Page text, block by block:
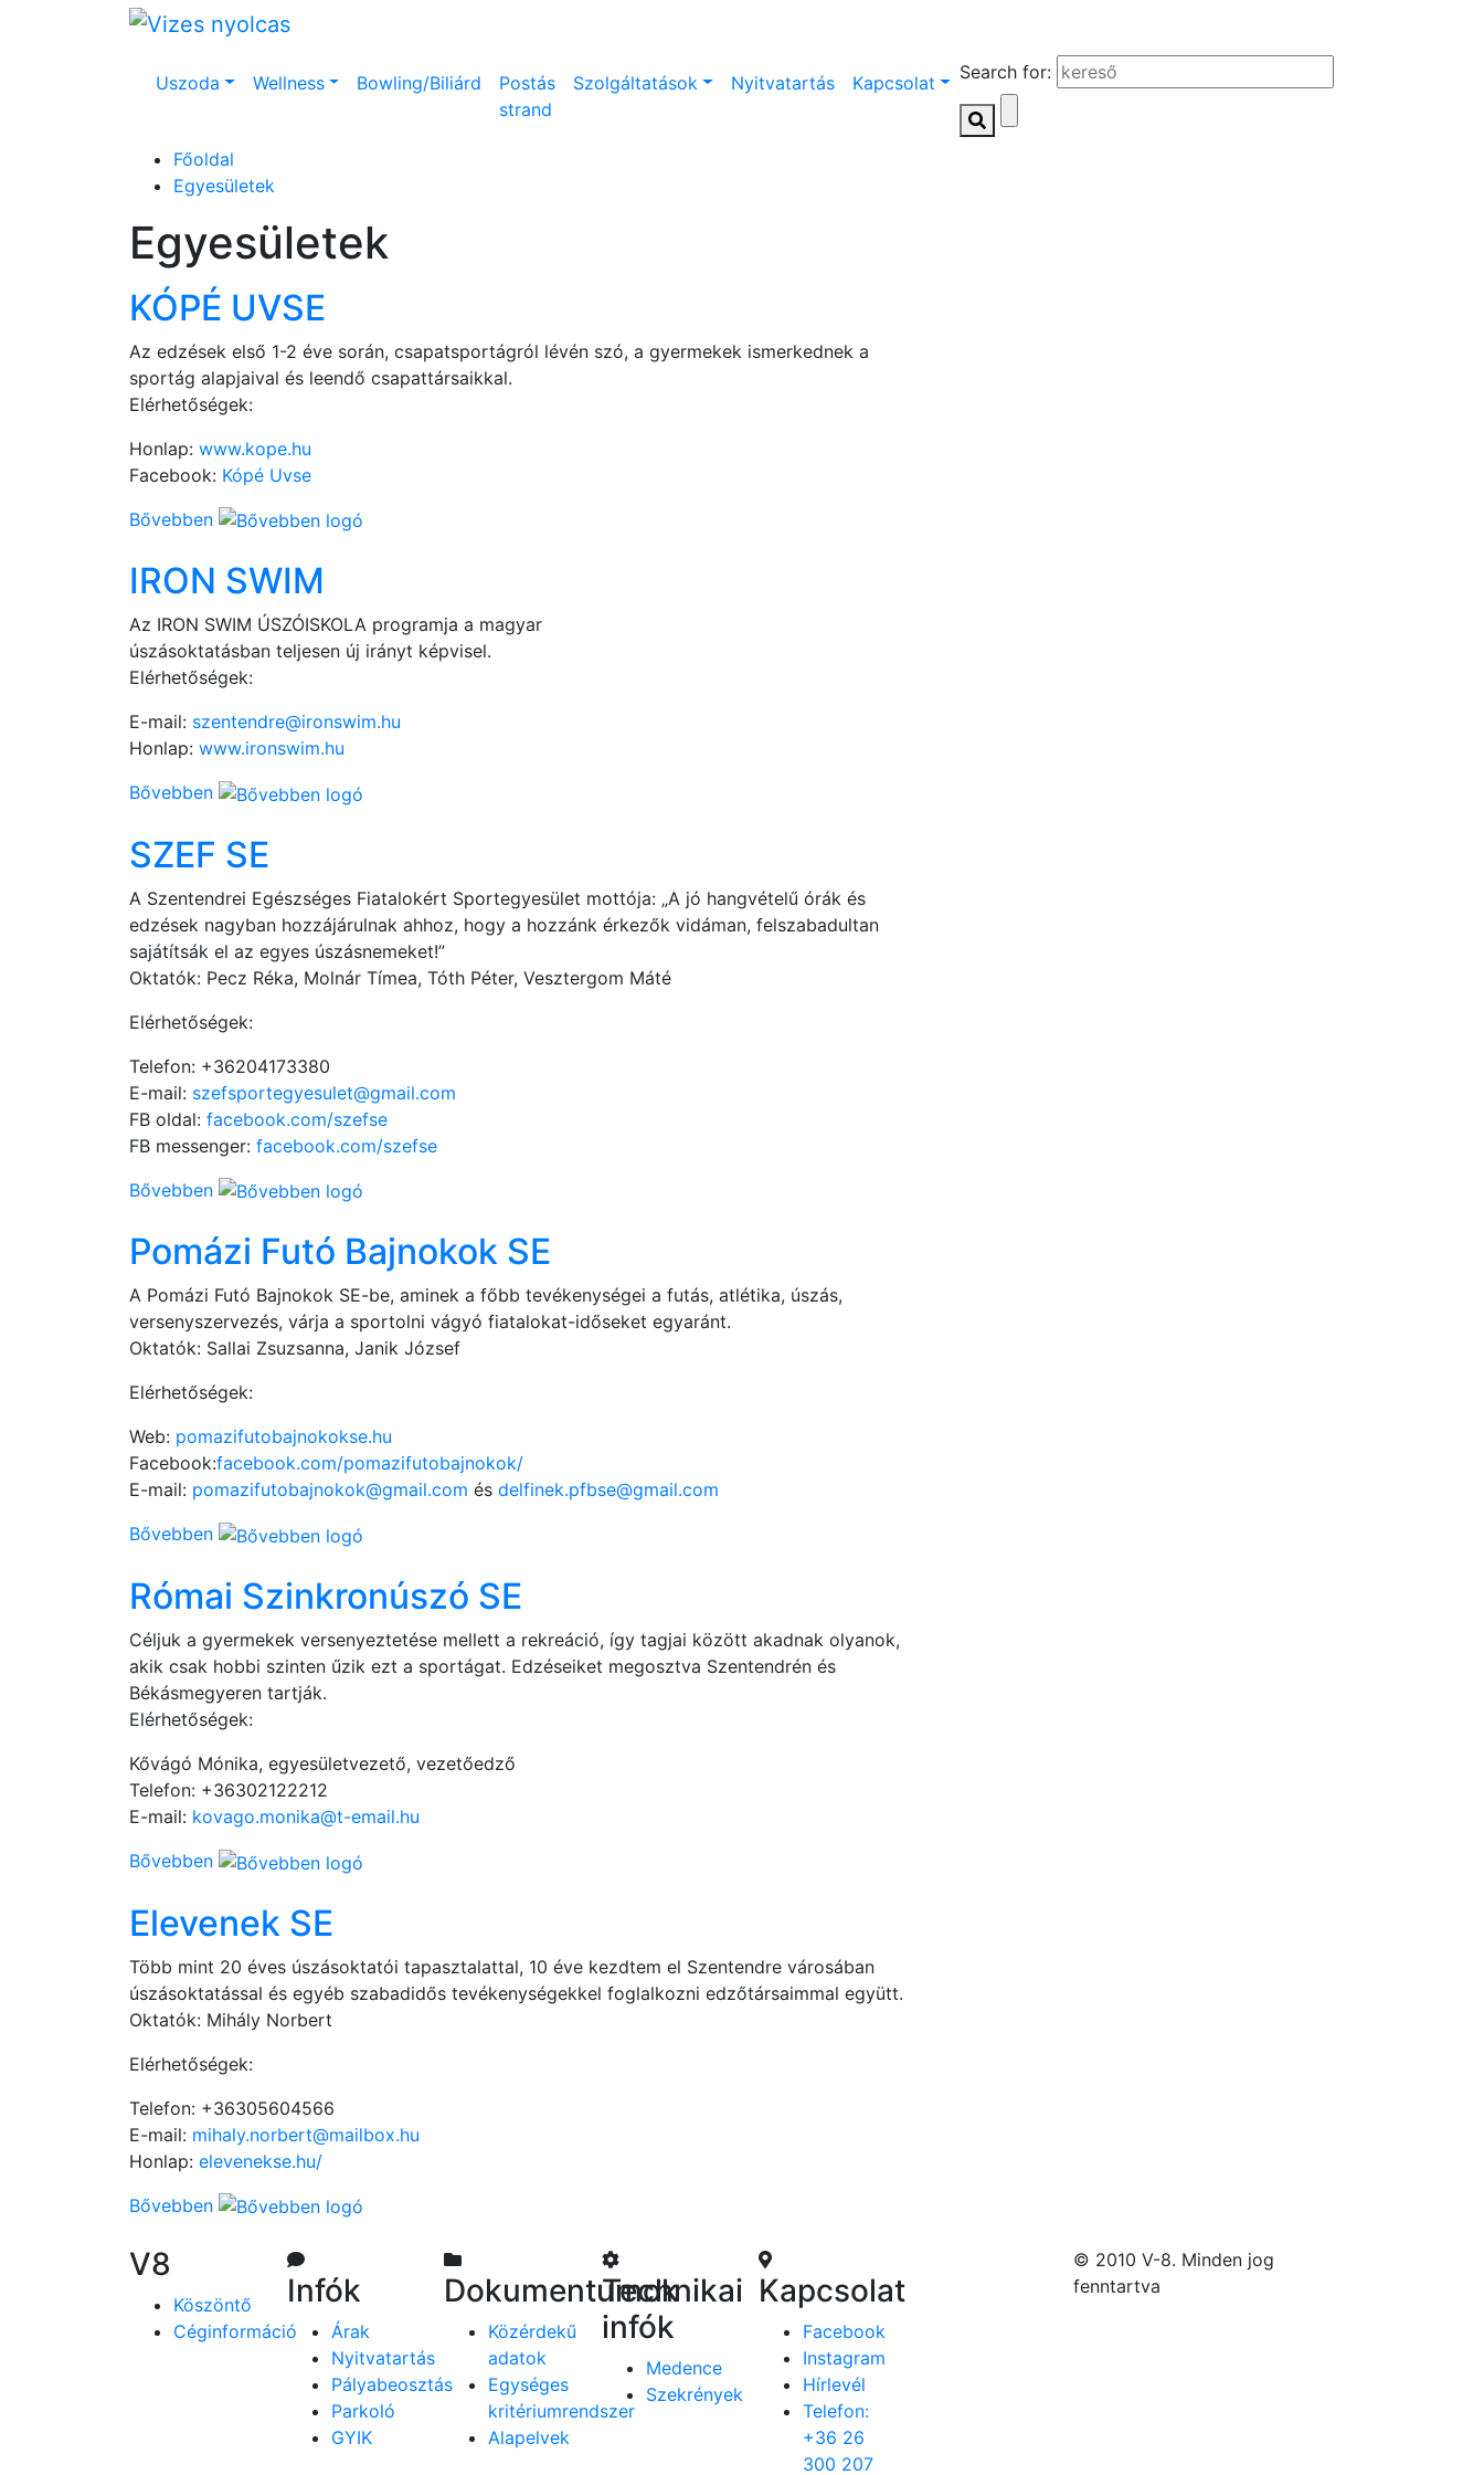
Uszoda Wellness Bowling/Biliárd
Postás
strand
Szolgáltatások Nyitvatartás Kapcsolat Search for:
Főoldal
Egyesületek
Egyesületek
KÓPÉ UVSE
Az edzések első 1-2 éve során, csapatsportágról lévén szó, a gyermekek ismerkednek a
sportág alapjaival és leendő csapattársaikkal.
Elérhetőségek:
Honlap: www.kope.hu
Facebook: Kópé Uvse
Bővebben
IRON SWIM
Az IRON SWIM ÚSZÓISKOLA programja a magyar
úszásoktatásban teljesen új irányt képvisel.
Elérhetőségek:
E-mail: szentendre@ironswim.hu
Honlap: www.ironswim.hu
Bővebben
SZEF SE
A Szentendrei Egészséges Fiatalokért Sportegyesület mottója: „A jó hangvételű órák és
edzések nagyban hozzájárulnak ahhoz, hogy a hozzánk érkezők vidáman, felszabadultan
sajátítsák el az egyes úszásnemeket!”
Oktatók: Pecz Réka, Molnár Tímea, Tóth Péter, Vesztergom Máté
Elérhetőségek:
Telefon: +36204173380
E-mail: szefsportegyesulet@gmail.com
FB oldal: facebook.com/szefse
FB messenger: facebook.com/szefse
Bővebben
Pomázi Futó Bajnokok SE
A Pomázi Futó Bajnokok SE-be, aminek a főbb tevékenységei a futás, atlétika, úszás,
versenyszervezés, várja a sportolni vágyó fiatalokat-időseket egyaránt.
Oktatók: Sallai Zsuzsanna, Janik József
Elérhetőségek:
Web: pomazifutobajnokokse.hu
Facebook:facebook.com/pomazifutobajnokok/
E-mail: pomazifutobajnokok@gmail.com és delfinek.pfbse@gmail.com
Bővebben
Római Szinkronúszó SE
Céljuk a gyermekek versenyeztetése mellett a rekreáció, így tagjai között akadnak olyanok,
akik csak hobbi szinten űzik ezt a sportágat. Edzéseiket megosztva Szentendrén és
Békásmegyeren tartják.
Elérhetőségek:
Kővágó Mónika, egyesületvezető, vezetőedző
Telefon: +36302122212
E-mail: kovago.monika@t-email.hu
Bővebben
Elevenek SE
Több mint 20 éves úszásoktatói tapasztalattal, 10 éve kezdtem el Szentendre városában
úszásoktatással és egyéb szabadidős tevékenységekkel foglalkozni edzőtársaimmal együtt.
Oktatók: Mihály Norbert
Elérhetőségek:
Telefon: +36305604566
E-mail: mihaly.norbert@mailbox.hu
Honlap: elevenekse.hu/
Bővebben
V8
Köszöntő
Céginformáció
Infók
Árak
Nyitvatartás
Pályabeosztás
Parkoló
GYIK
Dokumentumok
Közérdekű
adatok
Egységes
kritériumrendszer
Alapelvek
Technikai
infók
Medence
Szekrények
Kapcsolat
Facebook
Instagram
Hírlevél
Telefon:
+36 26
300 207
© 2010 V-8. Minden jog
fenntartva